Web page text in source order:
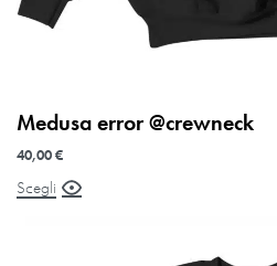
Medusa error @crewneck
40,00€
Scegli